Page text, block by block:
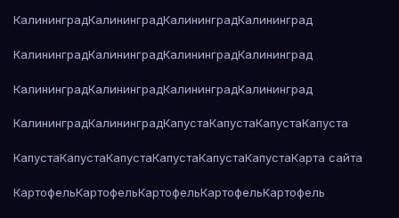
КалининградКалининградКалининградКалининград
КалининградКалининградКалининградКалининград
КалининградКалининградКалининградКалининград
КалининградКалининградКапустаКапустаКапустаКапуста
КапустаКапустаКапустаКапустаКапустаКапустаКарта сайта
КартофельКартофельКартофельКартофельКартофель